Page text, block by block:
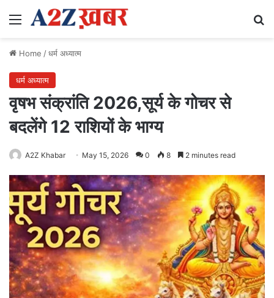
Menu
Home /धर्म अध्यात्म
धर्म अध्यात्म
वृषभ संक्रांति 2026,सूर्य के गोचर से
बदलेंगे 12 राशियों के भाग्य
A2Z Khabar May 15, 2026 0 8 2 minutes read